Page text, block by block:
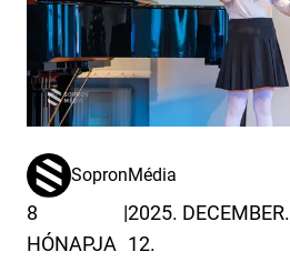
SopronMédia
8
HÓNAPJA
|2025. DECEMBER.
12.